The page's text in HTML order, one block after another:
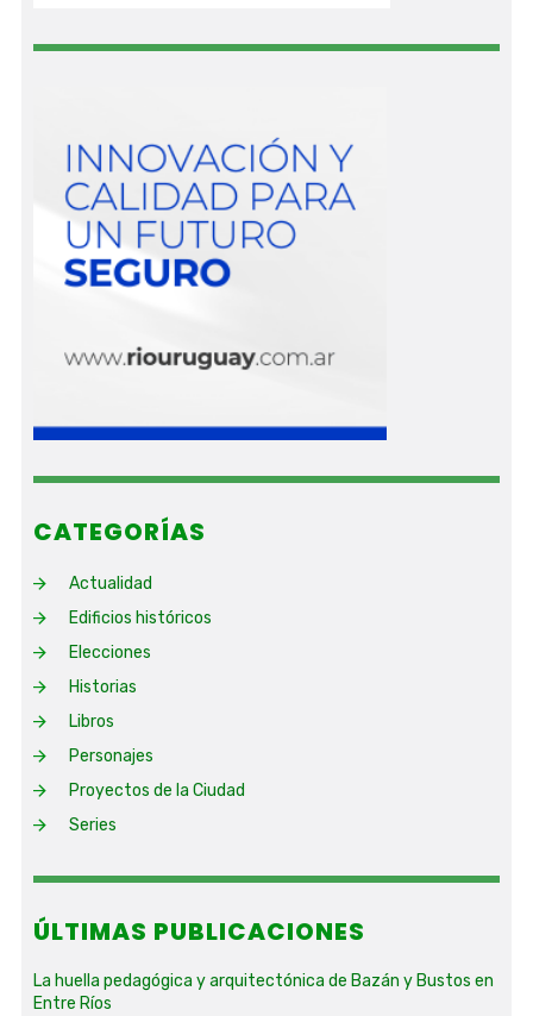
CATEGORÍAS
Actualidad
Edificios históricos
Elecciones
Historias
Libros
Personajes
Proyectos de la Ciudad
Series
ÚLTIMAS PUBLICACIONES
La huella pedagógica y arquitectónica de Bazán y Bustos en
Entre Ríos